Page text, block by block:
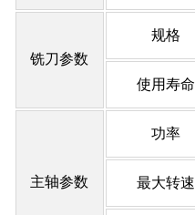
铣刀参数
规格
使用寿命
主轴参数
功率
最大转速